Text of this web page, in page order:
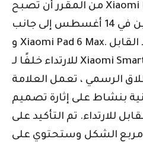
من المقرر أن تصبح Xiaomi Band 8 Pro رسمية في
الصين في 14 أغسطس إلى جانب Xiaomi Mix Fold 3
و Xiaomi Pad 6 Max. يأتي الجهاز الجديد القابل
للارتداء خلفًا لـ Xiaomi Smart Band 7 Pro العام
الرسمي ، تعمل العلامة
بنشاط على إثارة تصميم
للارتداء. تم التأكيد على
الشكل وستحتوي على